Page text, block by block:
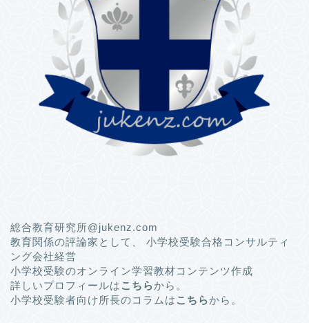
総合教育研究所@jukenz.com
教育関係の評論家として、 小学校受験合格コンサルティ
ング会社経営
小学校受験のオンライン学習教材コンテンツ作成
詳しいプロフィールはこちらから。
小学校受験者向け所長のコラムはこちらから。